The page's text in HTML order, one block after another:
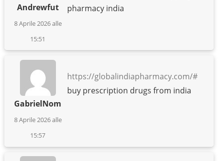
Andrewfut
8 Aprile 2026 alle
15:51
pharmacy india
GabrielNom
8 Aprile 2026 alle
15:57
https://globalindiapharmacy.com/#
buy prescription drugs from india